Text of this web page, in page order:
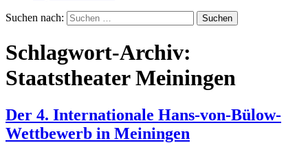
Suchen nach:
Schlagwort-Archiv:
Staatstheater Meiningen
Der 4. Internationale Hans-von-Bülow-
Wettbewerb in Meiningen